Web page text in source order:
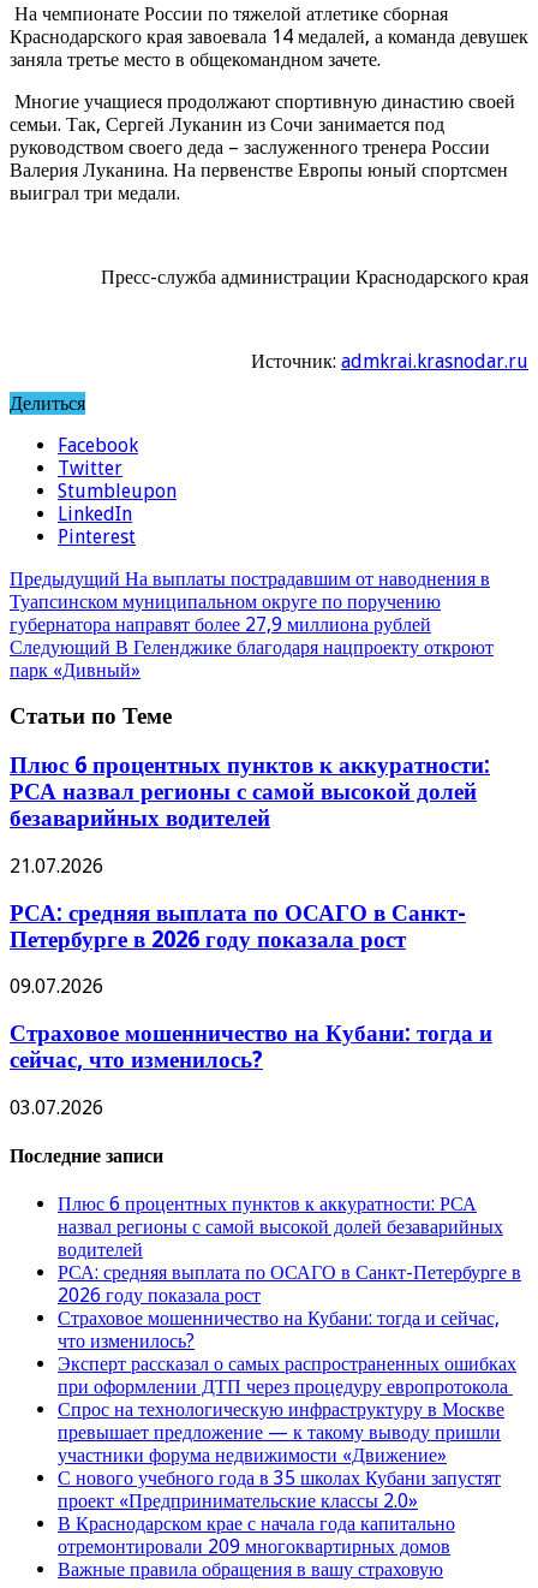
На чемпионате России по тяжелой атлетике сборная
Краснодарского края завоевала 14 медалей, а команда девушек
заняла третье место в общекомандном зачете.
Многие учащиеся продолжают спортивную династию своей
семьи. Так, Сергей Луканин из Сочи занимается под
руководством своего деда – заслуженного тренера России
Валерия Луканина. На первенстве Европы юный спортсмен
выиграл три медали.
Пресс-служба администрации Краснодарского края
Источник: admkrai.krasnodar.ru
Делиться
Facebook
Twitter
Stumbleupon
LinkedIn
Pinterest
Предыдущий На выплаты пострадавшим от наводнения в
Туапсинском муниципальном округе по поручению
губернатора направят более 27,9 миллиона рублей
Следующий В Геленджике благодаря нацпроекту откроют
парк «Дивный»
Статьи по Теме
Плюс 6 процентных пунктов к аккуратности:
РСА назвал регионы с самой высокой долей
безаварийных водителей
21.07.2026
РСА: средняя выплата по ОСАГО в Санкт-
Петербурге в 2026 году показала рост
09.07.2026
Страховое мошенничество на Кубани: тогда и
сейчас, что изменилось?
03.07.2026
Последние записи
Плюс 6 процентных пунктов к аккуратности: РСА
назвал регионы с самой высокой долей безаварийных
водителей
РСА: средняя выплата по ОСАГО в Санкт-Петербурге в
2026 году показала рост
Страховое мошенничество на Кубани: тогда и сейчас,
что изменилось?
Эксперт рассказал о самых распространенных ошибках
при оформлении ДТП через процедуру европротокола
Спрос на технологическую инфраструктуру в Москве
превышает предложение — к такому выводу пришли
участники форума недвижимости «Движение»
С нового учебного года в 35 школах Кубани запустят
проект «Предпринимательские классы 2.0»
В Краснодарском крае с начала года капитально
отремонтировали 209 многоквартирных домов
Важные правила обращения в вашу страховую